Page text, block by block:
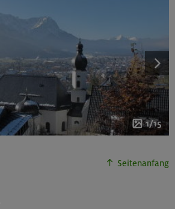
1/15
Seitenanfang